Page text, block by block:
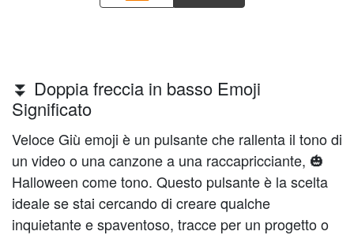
⏬ Doppia freccia in basso Emoji
Significato
Veloce Giù emoji è un pulsante che rallenta il tono di
un video o una canzone a una raccapricciante, 🎃
Halloween come tono. Questo pulsante è la scelta
ideale se stai cercando di creare qualche
inquietante e spaventoso, tracce per un progetto o